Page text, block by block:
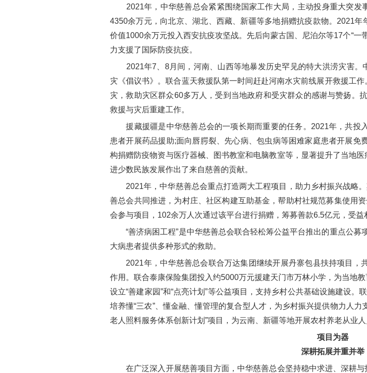
2021年，中华慈善总会紧紧围绕国家工作大局，主动投身重大突发
4350余万元，向北京、湖北、西藏、新疆等多地捐赠抗疫款物。2021
价值1000余万元投入西安抗疫攻坚战。先后向蒙古国、尼泊尔等17个“一
力支援了国际防疫抗疫。
2021年7、8月间，河南、山西等地暴发历史罕见的特大洪涝灾害。
灾《倡议书》。联合蓝天救援队第一时间赶赴河南水灾前线展开救援工
灾，救助灾区群众60多万人，受到当地政府和受灾群众的感谢与赞扬。
救援与灾后重建工作。
援藏援疆是中华慈善总会的一项长期而重要的任务。2021年，共投
患者开展药品援助;面向唇腭裂、先心病、包虫病等困难家庭患者开展
构捐赠防疫物资与医疗器械、图书教室和电脑教室等，显著提升了当地
进少数民族发展作出了来自慈善的贡献。
2021年，中华慈善总会重点打造两大工程项目，助力乡村振兴战略。
善总会共同推进，为村庄、社区构建互助基金，帮助村社规范募集使用
会参与项目，102余万人次通过该平台进行捐赠，筹募善款6.5亿元，受益
“善济病困工程”是中华慈善总会联合轻松筹公益平台推出的重点公募
大病患者提供多种形式的救助。
2021年，中华慈善总会联合万达集团继续开展丹寨包县扶持项目，
作用。联合泰康保险集团投入约5000万元援建天门市万林小学，为当地
设立“善建家园”和“点亮计划”等公益项目，支持乡村公共基础设施建设。
培养懂“三农”、懂金融、懂管理的复合型人才，为乡村振兴提供物力人
老人照料服务体系创新计划”项目，为云南、新疆等地开展农村养老从业
项目为器
深耕拓展并重并举
在广泛深入开展慈善项目方面，中华慈善总会坚持稳中求进、深耕与